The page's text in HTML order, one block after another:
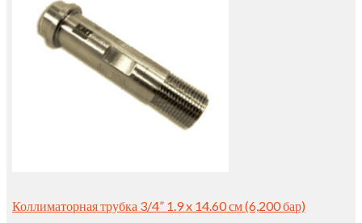
Коллиматорная трубка 3/4” 1.9 x 14.60 см (6,200 бар)